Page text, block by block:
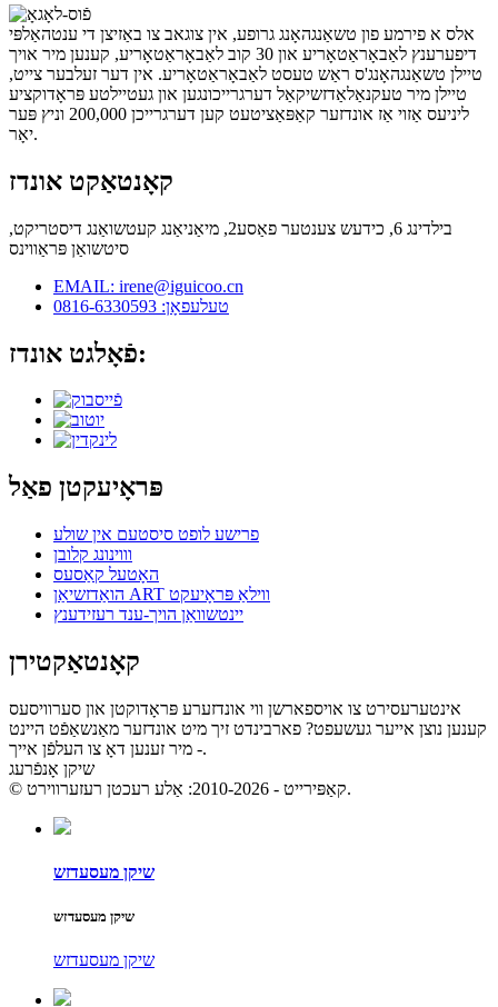
אלס א פירמע פון ​​טשאַנגהאָנג גרופע, אין צוגאב צו באַזיצן די ענטהאַלפּי
דיפערענץ לאַבאָראַטאָריע און 30 קוב לאַבאָראַטאָריע, קענען מיר אויך
טיילן טשאַנגהאָנג'ס ראַש טעסט לאַבאָראַטאָריע. אין דער זעלבער צייט,
טיילן מיר טעקנאַלאַדזשיקאַל דערגרייכונגען און געטיילטע פּראָדוקציע
ליניעס אַזוי אַז אונדזער קאַפּאַציטעט קען דערגרייכן 200,000 וניץ פּער
יאָר.
קאָנטאַקט אונדז
בילדינג 6, כידעש צענטער פאַסע2, מיאַניאַנג קעטשואַנג דיסטריקט,
סיטשואַן פּראַווינס
EMAIL: irene@iguicoo.cn
טעלעפאָן: 0816-6330593
פֿאָלגט אונדז:
פּראָיעקטן פאַל
פרישע לופט סיסטעם אין שולע
וווינונג קלובן
האָטעל קאַסעס
הואַדזשיאַן ART ווילאַ פּראָיעקט
יינטשוואַן הויך-ענד רעזידענץ
קאָנטאַקטירן
אינטערעסירט צו אויספארשן ווי אונדזערע פּראָדוקטן און סערוויסעס
קענען נוצן אייער געשעפט? פארבינדט זיך מיט אונדזער מאַנשאַפֿט היינט
- מיר זענען דאָ צו העלפֿן אייך.
שיקן אָנפֿרעג
© קאַפּירייט - 2010-2026: אַלע רעכטן רעזערווירט.
שיקן מעסעדזש
שיקן מעסעדזש
שיקן מעסעדזש